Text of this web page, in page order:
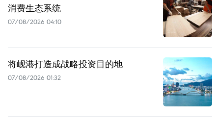
消费生态系统
07/08/2026 04:10
将岘港打造成战略投资目的地
07/08/2026 01:32